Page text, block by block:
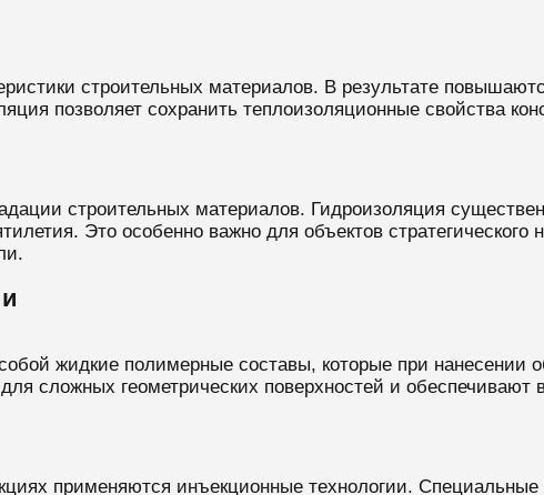
строительных материалов. В результате
позволяет сохранить теплоизоляционные свойства
строительных материалов. Гидроизоляция
Это особенно важно для объектов стратегического
жидкие полимерные составы, которые при нанесении
сложных геометрических поверхностей и обеспечивают
применяются инъекционные технологии.